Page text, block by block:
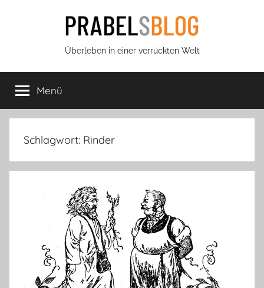
Prabels
Blog
Überleben in einer verrückten Welt
Menü
Schlagwort: Rinder